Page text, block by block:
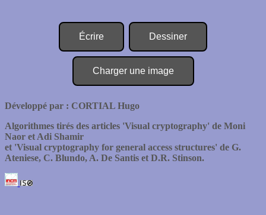
Écrire Dessiner
Charger une image
Développé par : CORTIAL Hugo
Algorithmes tirés des articles 'Visual cryptography' de Moni
Naor et Adi Shamir
et 'Visual cryptography for general access structures' de G.
Ateniese, C. Blundo, A. De Santis et D.R. Stinson.